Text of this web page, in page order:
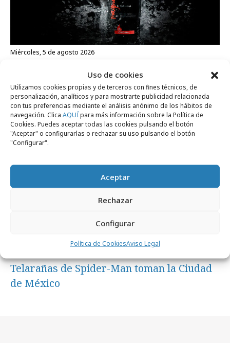
Uso de cookies
Utilizamos cookies propias y de terceros con fines técnicos, de
personalización, analíticos y para mostrarte publicidad relacionada
con tus preferencias mediante el análisis anónimo de los hábitos de
navegación. Clica AQUÍpara más información sobre la Política de
Cookies. Puedes aceptar todas las cookies pulsando el botón
"Aceptar" o configurarlas o rechazar su uso pulsando el botón
"Configurar".
Aceptar
Rechazar
Configurar
Política de CookiesAviso Legal
miércoles, 5 de agosto 2026
Experiencia sensorial de Magma de
Cabreiroá para ver el eclipse solar
Internacional
Telarañas de Spider-Man toman la Ciudad
de México